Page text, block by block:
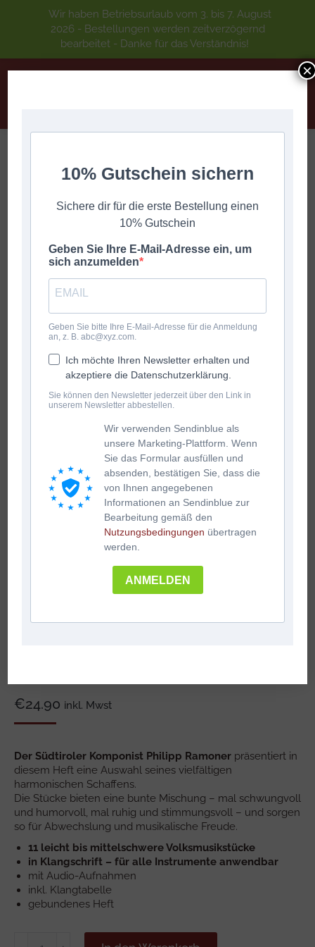
Akkordeon
Start NEU + AKTUELL
ZIACHORGL STICKLAN Philipp Ramoner Akkordeon
€24.90 inkl. Mwst
Der Südtiroler Komponist Philipp Ramoner präsentiert in
diesem Heft eine Auswahl seines vielfältigen
harmonischen Schaffens.
Die Stücke bieten eine bunte Mischung – mal schwungvoll
und humorvoll, mal ruhig und stimmungsvoll – und sorgen
so für Abwechslung und musikalische Freude.
11 leicht bis mittelschwere Volksmusikstücke
in Klangschrift – für alle Instrumente anwendbar
mit Audio-Aufnahmen
inkl. Klangtabelle
gebundenes Heft
Wir haben Betriebsurlaub vom 3. bis 7. August
2026 - Bestellungen werden zeitverzögernd
bearbeitet - Danke für das Verständnis!
10% Gutschein sichern
Sichere dir für die erste Bestellung einen
10% Gutschein
Geben Sie Ihre E-Mail-Adresse ein, um
sich anzumelden
Geben Sie bitte Ihre E-Mail-Adresse für die Anmeldung
an, z. B. abc@xyz.com.
Ich möchte Ihren Newsletter erhalten und
akzeptiere die Datenschutzerklärung.
Sie können den Newsletter jederzeit über den Link in
unserem Newsletter abbestellen.
Wir verwenden Sendinblue als
unsere Marketing-Plattform. Wenn
Sie das Formular ausfüllen und
absenden, bestätigen Sie, dass die
von Ihnen angegebenen
Informationen an Sendinblue zur
Bearbeitung gemäß den
Nutzungsbedingungen übertragen
werden.
ANMELDEN
×